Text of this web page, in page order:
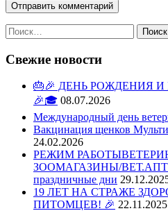
Свежие новости
🎂🎉 ДЕНЬ РОЖДЕНИЯ
🎉🎓 08.07.2026
Международный день
Вакцинация щенков
24.02.2026
РЕЖИМ
ЗООМАГАЗИНЫ/
праздничные дни
19 ЛЕТ НА СТРАЖЕ
ПИТОМЦЕВ! 🎉 22.11.2025